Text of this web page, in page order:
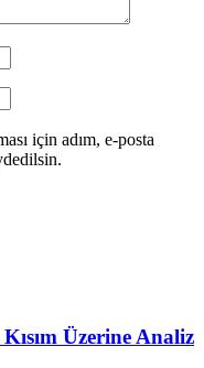
için adım, e-posta
Üzerine Analiz